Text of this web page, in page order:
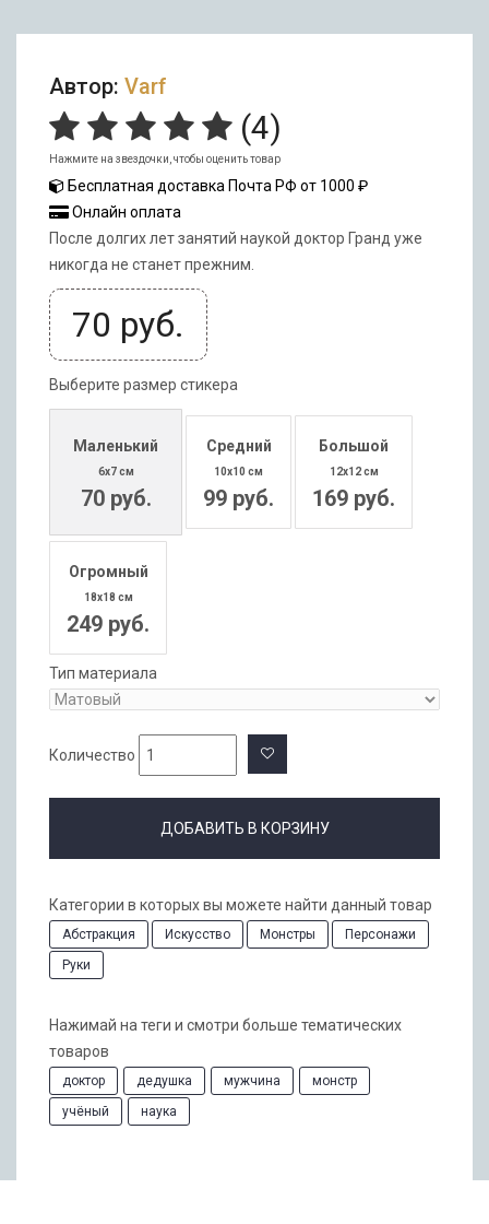
Автор: Varf
(4)
Нажмите на звездочки, чтобы оценить товар
Бесплатная доставка Почта РФ от 1000 ₽
Онлайн оплата
После долгих лет занятий наукой доктор Гранд уже
никогда не станет прежним.
70 руб.
Выберите размер стикера
Маленький
6x7 см
70 руб.
Средний
10x10 см
99 руб.
Большой
12x12 см
169 руб.
Огромный
18x18 см
249 руб.
Тип материала
Количество
ДОБАВИТЬ В КОРЗИНУ
Категории в которых вы можете найти данный товар
Абстракция Искусство Монстры
Персонажи
Руки
Нажимай на теги и смотри больше тематических
товаров
доктор дедушка мужчина
монстр
учёный
наука